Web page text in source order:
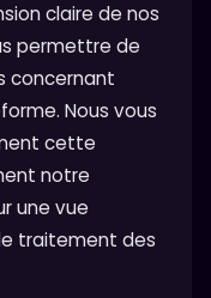
claire de nos
permettre de
concernant
Nous vous
cette
notre
une vue
traitement des